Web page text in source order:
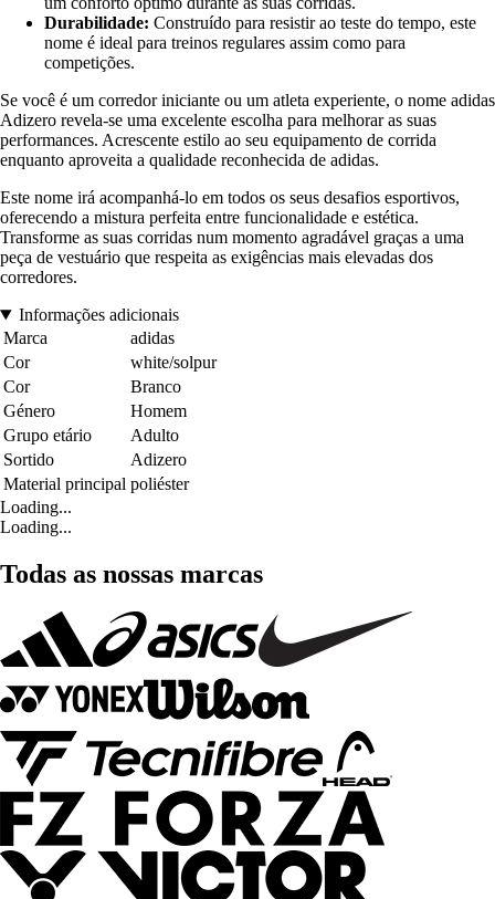
Durabilidade: Construído para resistir ao teste do tempo, este
nome é ideal para treinos regulares assim como para
competições.
Se você é um corredor iniciante ou um atleta experiente, o nome adidas
Adizero revela-se uma excelente escolha para melhorar as suas
performances. Acrescente estilo ao seu equipamento de corrida
enquanto aproveita a qualidade reconhecida de adidas.
Este nome irá acompanhá-lo em todos os seus desafios esportivos,
oferecendo a mistura perfeita entre funcionalidade e estética.
Transforme as suas corridas num momento agradável graças a uma
peça de vestuário que respeita as exigências mais elevadas dos
corredores.
Informações adicionais
Marca
adidas
Cor
white/solpur
Cor
Branco
Género
Homem
Grupo etário
Adulto
Sortido
Adizero
Material principal poliéster
Loading...
Loading...
Todas as nossas marcas